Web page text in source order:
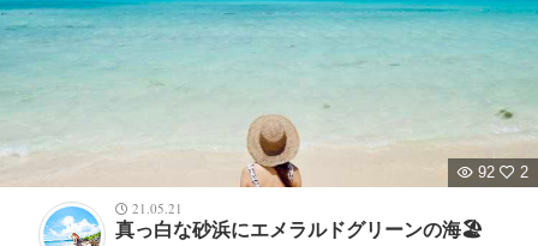
92
2
21.05.21
真っ白な砂浜にエメラルドグリーンの海🏖